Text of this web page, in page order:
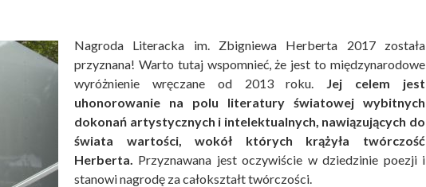
Nagroda Literacka im. Zbigniewa Herberta 2017 została
przyznana! Warto tutaj wspomnieć, że jest to międzynarodowe
wyróżnienie wręczane od 2013 roku. Jej celem jest
uhonorowanie na polu literatury światowej wybitnych
dokonań artystycznych i intelektualnych, nawiązujących do
świata wartości, wokół których krążyła twórczość
Herberta. Przyznawana jest oczywiście w dziedzinie poezji i
stanowi nagrodę za całokształt twórczości.